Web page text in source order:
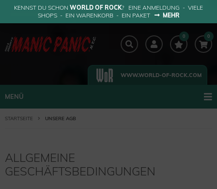
KENNST DU SCHON WORLD OF ROCK? EINE ANMELDUNG - VIELE
SHOPS - EIN WARENKORB - EIN PAKET
MEHR
0 0
WWW.WORLD-OF-ROCK.COM
MENÜ
STARTSEITE UNSERE AGB
ALLGEMEINE
GESCHÄFTSBEDINGUNGEN